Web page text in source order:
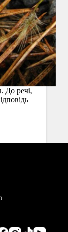
До речі,